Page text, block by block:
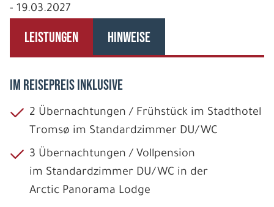
- 19.03.2027
LEISTUNGEN HINWEISE
IM REISEPREIS INKLUSIVE
2 Übernachtungen / Frühstück im Stadthotel
Tromsø im Standardzimmer DU/WC
3 Übernachtungen / Vollpension
im Standardzimmer DU/WC in der
Arctic Panorama Lodge